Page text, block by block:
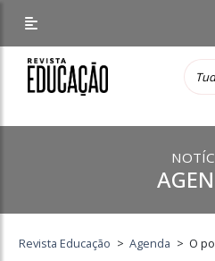
Revista Educação > Agenda > O